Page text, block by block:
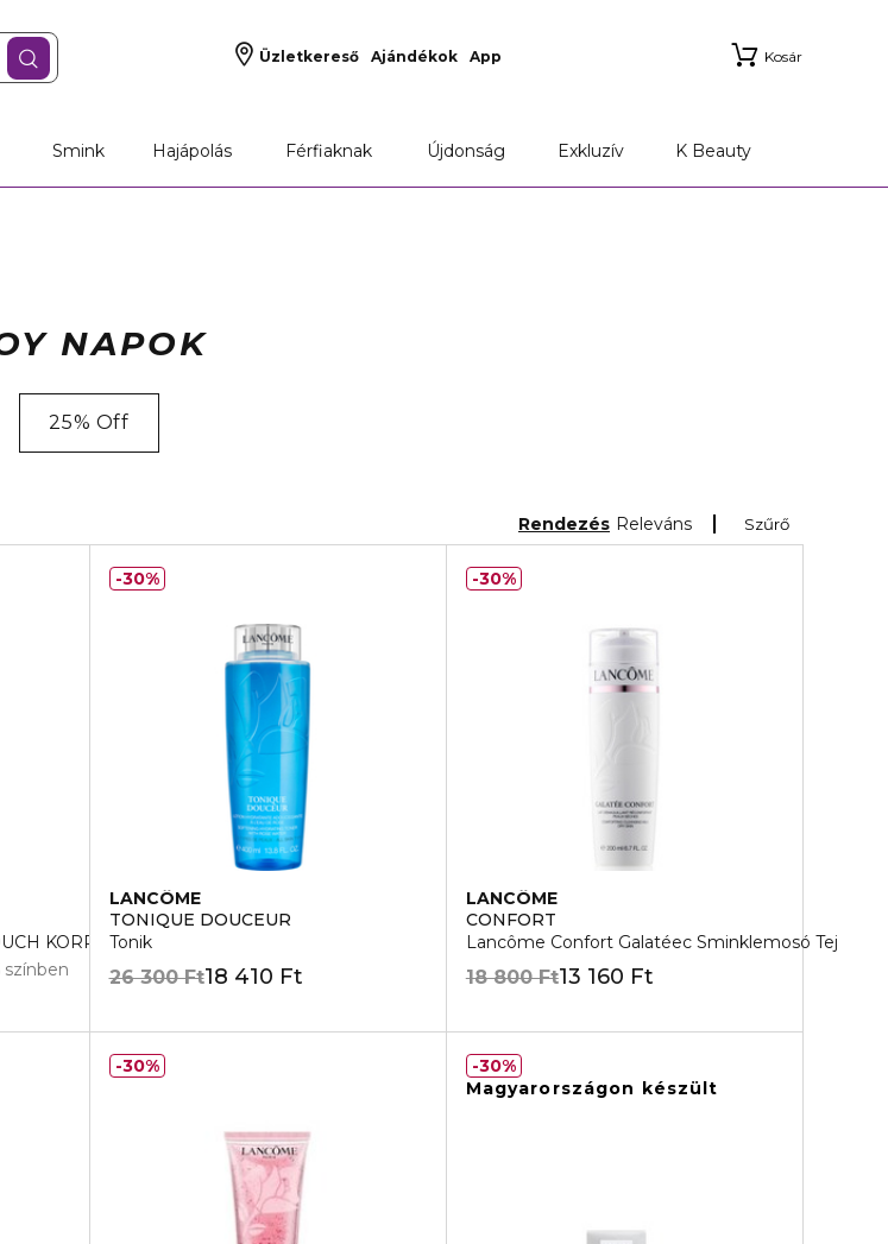
Üzletkereső Ajándékok App Kosár
Smink Hajápolás Férfiaknak Újdonság Exkluzív K Beauty
NAPOK
25% Off
Szűrő
Rendezés Releváns
KORREKTOR
színben
LANCÔME
TONIQUE DOUCEUR
Tonik
18 410 Ft
26 300 Ft
30%
LANCÔME
CONFORT
Lancôme Confort Galatéec Sminklemosó Tej
13 160 Ft
18 800 Ft
30%
30%
Magyarországon készült
30%